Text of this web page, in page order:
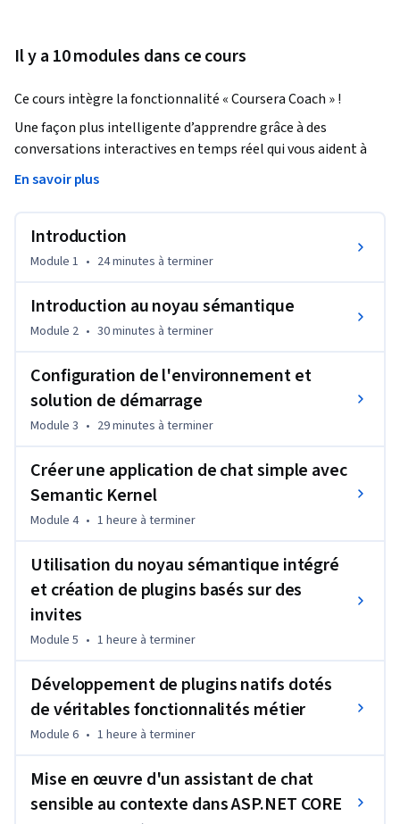
Il y a 10 modules dans ce cours
Ce cours intègre la fonctionnalité « Coursera Coach » !
Une façon plus intelligente d’apprendre grâce à des
conversations interactives en temps réel qui vous aident à
tester vos connaissances, à remettre en question vos idées
reçues et à approfondir votre compréhension au fur et à
Apprenez à créer des applications d’IA prêtes à être
Microsoft et d’Azure OpenAI. Vous acquerrez une expérience
pratique dans la création d’applications intelligentes et
recherche (RAG) et les modèles de conception d’IA
d’entreprise, tout en suivant les pratiques modernes de
développement .NET.
Le cours commence par une introduction à l’IA générative,
aux grands modèles linguistiques et à l’architecture
Semantic Kernel, avant de vous guider à travers la
OpenAI et la création de votre première application de chat
alimentée par l’IA. Vous explorerez ensuite l’ingénierie des
invites, les modèles d’invites réutilisables, les plugins
intégrés, les plugins natifs, l’appel automatique de fonctions
et les meilleures pratiques pour développer des solutions
Vous développerez ensuite un assistant ASP.NET CORE
sensible au contexte, doté d’une authentification, d’un
documents et de workflows intelligents. Enfin, vous mettrez
reconnaissance optique de caractères (OCR), les
En savoir plus
Introduction
Module 1 • 24 minutes à terminer
Introduction au noyau sémantique
Module 2 • 30 minutes à terminer
Configuration de l'environnement et
solution de démarrage
Module 3 • 29 minutes à terminer
Créer une application de chat simple avec
Semantic Kernel
Module 4 • 1 heure à terminer
Utilisation du noyau sémantique intégré
et création de plugins basés sur des
invites
Module 5 • 1 heure à terminer
Développement de plugins natifs dotés
de véritables fonctionnalités métier
Module 6 • 1 heure à terminer
Mise en œuvre d'un assistant de chat
sensible au contexte dans ASP.NET CORE